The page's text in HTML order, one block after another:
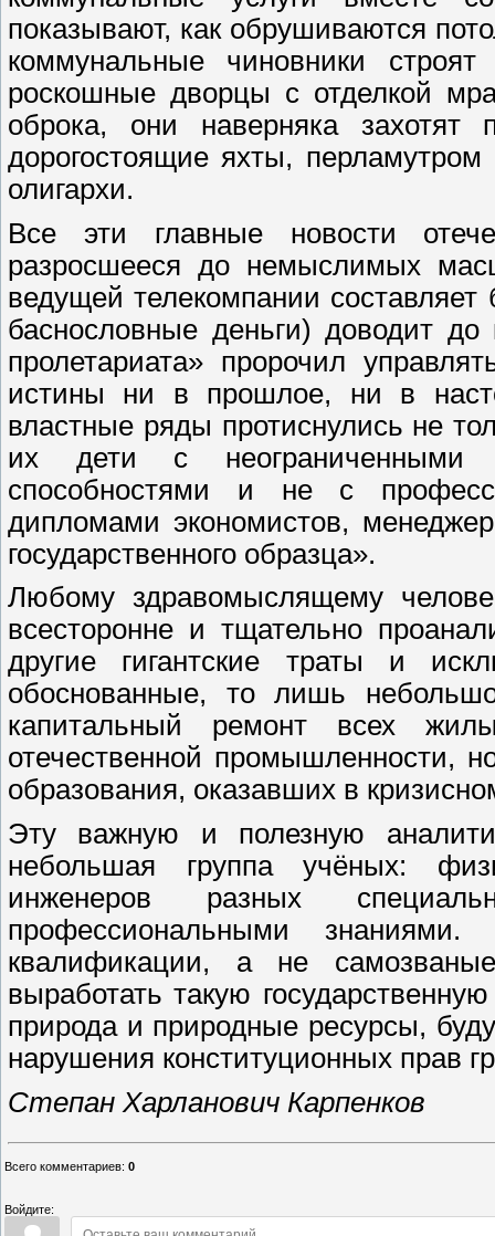
показывают, как обрушиваются
коммунальные чиновники
роскошные дворцы с отделкой
оброка, они наверняка захотят
дорогостоящие яхты,
олигархи.
Все эти главные новости
разросшееся до немыслимых
ведущей телекомпании
баснословные деньги) доводит
пролетариата» пророчил
истины ни в прошлое, ни в
властные ряды протиснулись не
их дети с неограниченными
способностями и не с
дипломами экономистов,
государственного образца».
Любому здравомыслящему
всесторонне и тщательно
другие гигантские траты и
обоснованные, то лишь
капитальный ремонт всех
отечественной промышленности,
образования, оказавших в
Эту важную и полезную
небольшая группа учёных:
инженеров разных
профессиональными
квалификации, а не
выработать такую
природа и природные ресурсы,
нарушения конституционных прав
Степан Харланович Карпенков
Всего комментариев: 0
Войдите: